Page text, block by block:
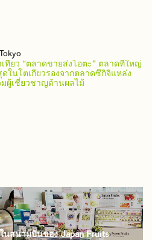
Tokyo
เที่ยว “ตลาดขายส่งโอตะ” ตลาดที่ใหญ่
ดในโตเกียวรองจากตลาดซึกิจิแหล่ง
มผู้เชี่ยวชาญด้านผลไม้
นสนามบินของ Japan Fruits